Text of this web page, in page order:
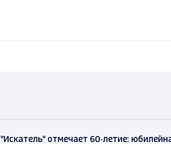
"Искатель" отмечает 60‑летие: